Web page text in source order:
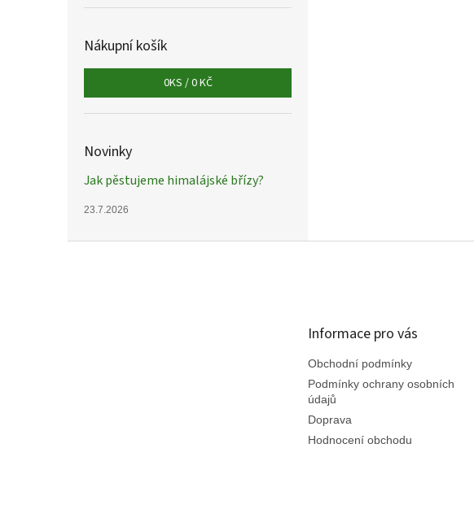
Nákupní košík
0KS /0 KČ
Novinky
Jak pěstujeme himalájské břízy?
23.7.2026
Informace pro vás
Obchodní podmínky
Podmínky ochrany osobních
údajů
Doprava
Hodnocení obchodu